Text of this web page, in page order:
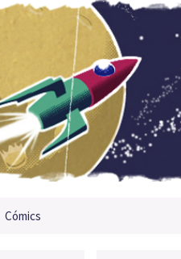
Cómics